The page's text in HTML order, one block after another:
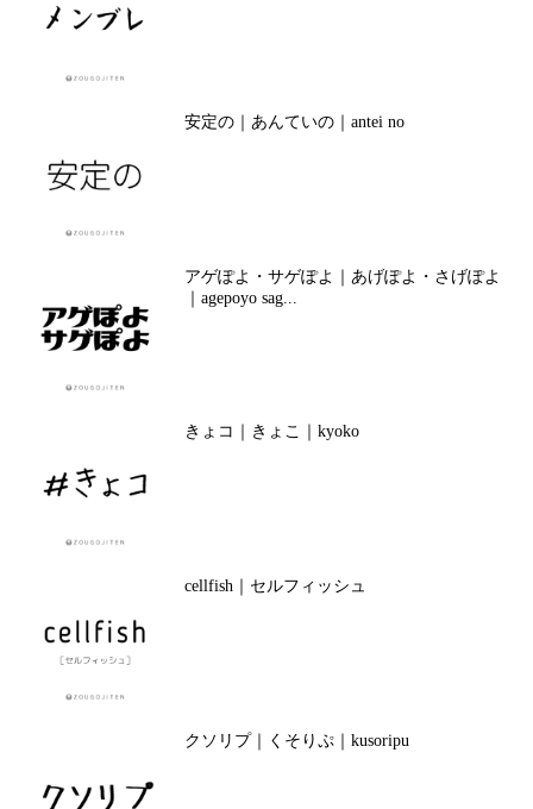
安定の｜あんていの｜antei no
アゲぽよ・サゲぽよ｜あげぽよ・さげぽよ
｜agepoyo sag...
きょコ｜きょこ｜kyoko
cellfish｜セルフィッシュ
クソリプ｜くそりぷ｜kusoripu